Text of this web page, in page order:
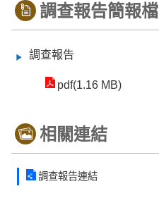
調查報告簡報檔
調查報告
pdf(1.16 MB)
相關連結
調查報告連結